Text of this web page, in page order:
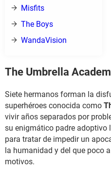
Misfits
The Boys
WandaVision
The Umbrella
Siete hermanos forman la
superhéroes conocida como
vivir años separados por
su enigmático padre adoptivo
para tratar de impedir un
la humanidad y del que poco
motivos.